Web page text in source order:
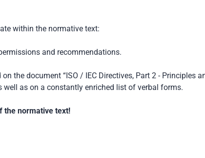
within the normative text:
and recommendations.
the document “ISO / IEC Directives, Part 2 - Principles
as on a constantly enriched list of verbal forms.
the normative text!